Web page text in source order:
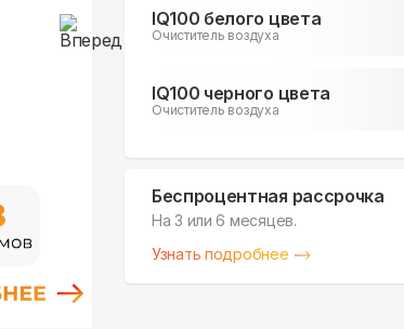
IQ100 белого цвета
Очиститель воздуха
IQ100 черного цвета
Очиститель воздуха
Беспроцентная рассрочка
На 3 или 6 месяцев.
Узнать подробнее